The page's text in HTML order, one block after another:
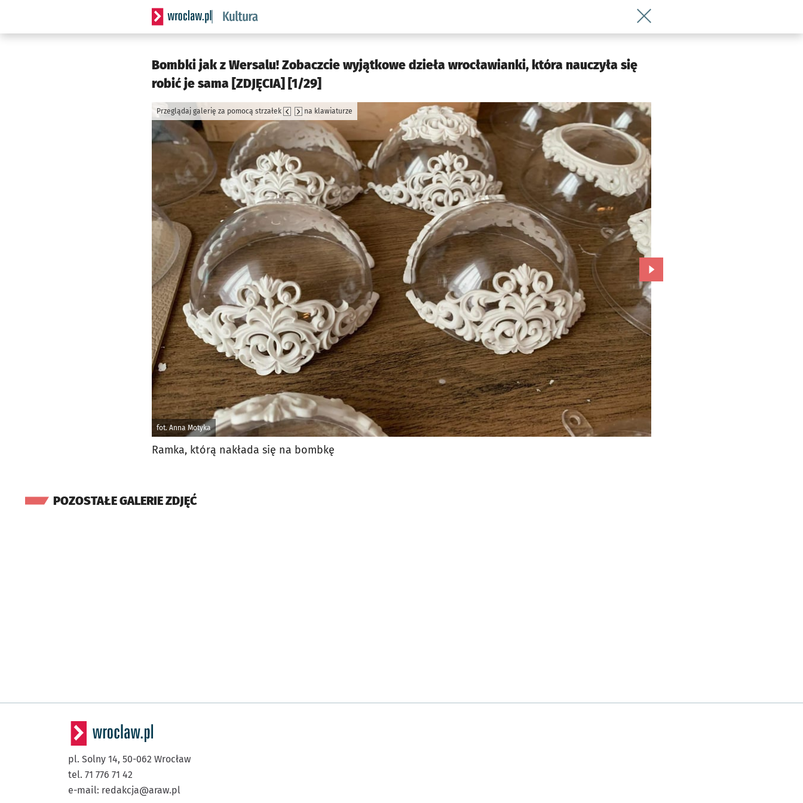
Serwis informacyjny wroclaw.pl podserwis: Kultura
Wróć do artykułu Bombki jak z
Bombki jak z Wersalu! Zobaczcie wyjątkowe dzieła wrocławianki, która nauczyła się
robić je sama [ZDJĘCIA] [1/29]
fot. Anna Motyka
Przeglądaj galerię za pomocą strzałek na klawiaturze
Przejdź do kolejnego zdjęcia.
Ramka, którą nakłada się na bombkę
POZOSTAŁE GALERIE ZDJĘĆ
pl. Solny 14, 50-062 Wrocław
tel. 71 776 71 42
e-mail: redakcja@araw.pl